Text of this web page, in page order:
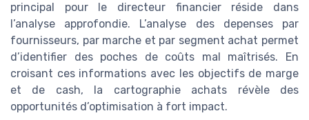
principal pour le directeur financier réside dans
l’analyse approfondie. L’analyse des depenses par
fournisseurs, par marche et par segment achat permet
d’identifier des poches de coûts mal maîtrisés. En
croisant ces informations avec les objectifs de marge
et de cash, la cartographie achats révèle des
opportunités d’optimisation à fort impact.